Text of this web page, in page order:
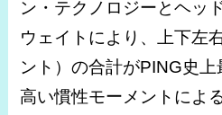
ン・テクノロジーとヘッ
ウェイトにより、上下左
ント）の合計がPING史
高い慣性モーメントによ